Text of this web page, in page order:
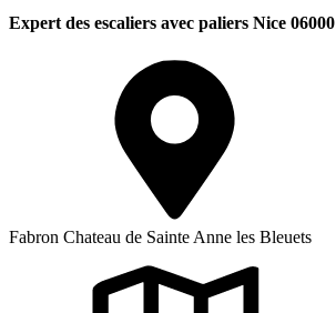
Expert des escaliers avec paliers Nice 06000
Fabron Chateau de Sainte Anne les Bleuets